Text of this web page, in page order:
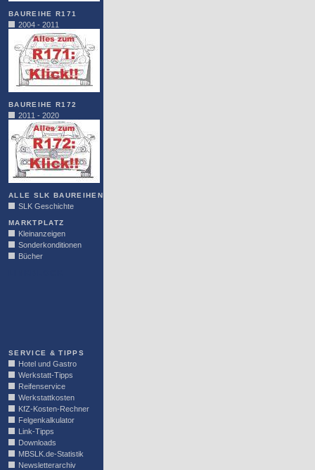
BAUREIHE R171
2004 - 2011
BAUREIHE R172
2011 - 2020
ALLE SLK BAUREIHEN
SLK Geschichte
MARKTPLATZ
Kleinanzeigen
Sonderkonditionen
Bücher
SERVICE & TIPPS
Hotel und Gastro
Werkstatt-Tipps
Reifenservice
Werkstattkosten
KfZ-Kosten-Rechner
Felgenkalkulator
Link-Tipps
Downloads
MBSLK.de-Statistik
Newsletterarchiv